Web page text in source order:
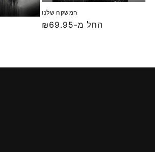
המשקה שלנו
מחיר
החל מ-₪69.95